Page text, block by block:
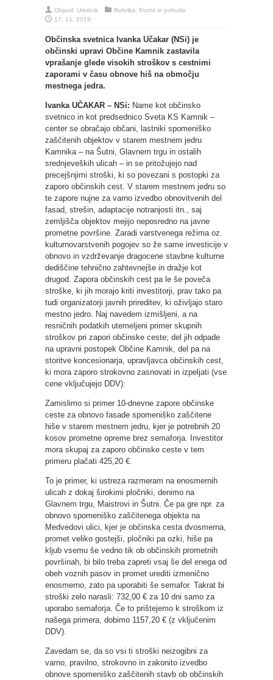
Objavil: Urednik Rubrika: Pozivi in pobude
17. 11. 2019
Občinska svetnica Ivanka Učakar (NSi) je
občinski upravi Občine Kamnik zastavila
vprašanje glede visokih stroškov s cestnimi
zaporami v času obnove hiš na območju
mestnega jedra.
Ivanka UČAKAR – NSi: Name kot občinsko
svetnico in kot predsednico Sveta KS Kamnik –
center se obračajo občani, lastniki spomeniško
zaščitenih objektov v starem mestnem jedru
Kamnika – na Šutni, Glavnem trgu in ostalih
srednjeveških ulicah – in se pritožujejo nad
precejšnjimi stroški, ki so povezani s postopki za
zaporo občinskih cest. V starem mestnem jedru so
te zapore nujne za varno izvedbo obnovitvenih del
fasad, strešin, adaptacije notranjosti itn., saj
zemljišča objektov mejijo neposredno na javne
prometne površine. Zaradi varstvenega režima oz.
kulturnovarstvenih pogojev so že same investicije v
obnovo in vzdrževanje dragocene stavbne kulturne
dediščine tehnično zahtevnejše in dražje kot
drugod. Zapora občinskih cest pa le še poveča
stroške, ki jih morajo kriti investitorji, prav tako pa
tudi organizatorji javnih prireditev, ki oživljajo staro
mestno jedro. Naj navedem izmišljeni, a na
resničnih podatkih utemeljeni primer skupnih
stroškov pri zapori občinske ceste; del jih odpade
na upravni postopek Občine Kamnik, del pa na
storitve koncesionarja, upravljavca občinskih cest,
ki mora zaporo strokovno zasnovati in izpeljati (vse
cene vključujejo DDV):
Zamislimo si primer 10-dnevne zapore občinske
ceste za obnovo fasade spomeniško zaščitene
hiše v starem mestnem jedru, kjer je potrebnih 20
kosov prometne opreme brez semaforja. Investitor
mora skupaj za zaporo občinske ceste v tem
primeru plačati 425,20 €.
To je primer, ki ustreza razmeram na enosmernih
ulicah z dokaj širokimi pločniki, denimo na
Glavnem trgu, Maistrovi in Šutni. Če pa gre npr. za
obnovo spomeniško zaščitenega objekta na
Medvedovi ulici, kjer je občinska cesta dvosmerna,
promet veliko gostejši, pločniki pa ozki, hiše pa
kljub vsemu še vedno tik ob občinskih prometnih
površinah, bi bilo treba zapreti vsaj še del enega od
obeh voznih pasov in promet urediti izmenično
enosmerno, zato pa uporabiti še semafor. Takrat bi
stroški zelo narasli: 732,00 € za 10 dni samo za
uporabo semaforja. Če to prištejemo k stroškom iz
našega primera, dobimo 1157,20 € (z vključenim
DDV).
Zavedam se, da so vsi ti stroški neizogibni za
varno, pravilno, strokovno in zakonito izvedbo
obnove spomeniško zaščitenih stavb ob občinskih